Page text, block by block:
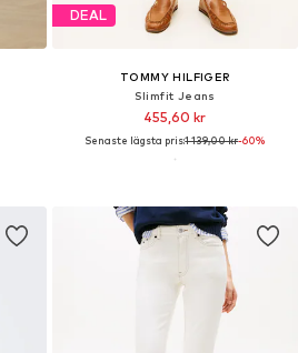
DEAL
TOMMY HILFIGER
Slimfit Jeans
455,60 kr
Senaste lägsta pris:1 139,00 kr-60%